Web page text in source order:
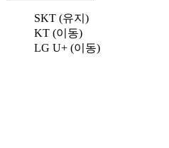
SKT (유지)
KT (이동)
LG U+ (이동)